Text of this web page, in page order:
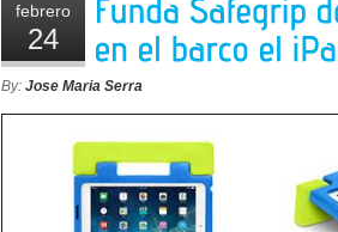
febrero
24
By: Jose Maria Serra